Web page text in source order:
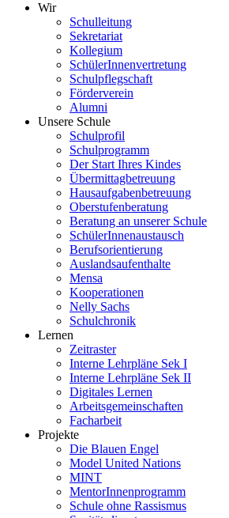
Wir
Schulleitung
Sekretariat
Kollegium
SchülerInnenvertretung
Schulpflegschaft
Förderverein
Alumni
Unsere Schule
Schulprofil
Schulprogramm
Der Start Ihres Kindes
Übermittagbetreuung
Hausaufgabenbetreuung
Oberstufenberatung
Beratung an unserer Schule
SchülerInnenaustausch
Berufsorientierung
Auslandsaufenthalte
Mensa
Kooperationen
Nelly Sachs
Schulchronik
Lernen
Zeitraster
Interne Lehrpläne Sek I
Interne Lehrpläne Sek II
Digitales Lernen
Arbeitsgemeinschaften
Facharbeit
Projekte
Die Blauen Engel
Model United Nations
MINT
MentorInnenprogramm
Schule ohne Rassismus